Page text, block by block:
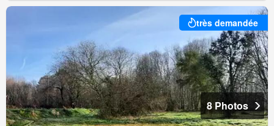
très demandée
8 Photos